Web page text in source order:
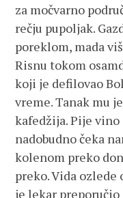
za močvarno
rečju pupoljak.
poreklom, mada
Risnu tokom
koji je defilovao
vreme. Tanak mu
kafedžija. Pije
nadobudno čeka
kolenom preko
preko. Vida ozlede
je lekar preporučio